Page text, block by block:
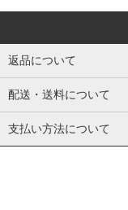
返品について
配送・送料について
支払い方法について